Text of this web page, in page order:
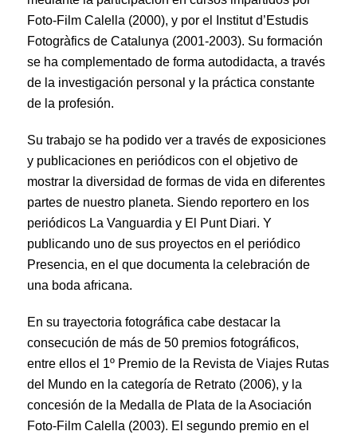
Foto-Film Calella (2000), y por el Institut d’Estudis
Fotogràfics de Catalunya (2001-2003). Su formación
se ha complementado de forma autodidacta, a través
de la investigación personal y la práctica constante
de la profesión.
Su trabajo se ha podido ver a través de exposiciones
y publicaciones en periódicos con el objetivo de
mostrar la diversidad de formas de vida en diferentes
partes de nuestro planeta. Siendo reportero en los
periódicos La Vanguardia y El Punt Diari. Y
publicando uno de sus proyectos en el periódico
Presencia, en el que documenta la celebración de
una boda africana.
En su trayectoria fotográfica cabe destacar la
consecución de más de 50 premios fotográficos,
entre ellos el 1º Premio de la Revista de Viajes Rutas
del Mundo en la categoría de Retrato (2006), y la
concesión de la Medalla de Plata de la Asociación
Foto-Film Calella (2003). El segundo premio en el